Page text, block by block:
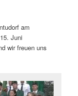
am
Juni
wir freuen uns